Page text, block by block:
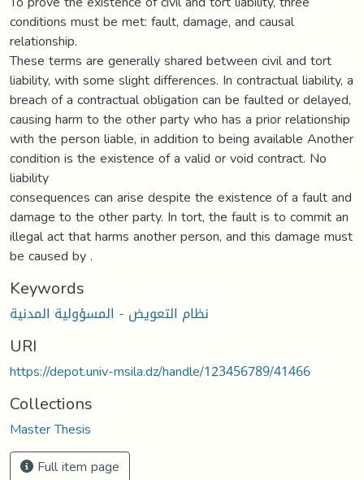
conditions must be met: fault, damage, and causal
relationship.
These terms are generally shared between civil and tort
liability, with some slight differences. In contractual liability, a
breach of a contractual obligation can be faulted or delayed,
causing harm to the other party who has a prior relationship
with the person liable, in addition to being available Another
condition is the existence of a valid or void contract. No
liability
consequences can arise despite the existence of a fault and
damage to the other party. In tort, the fault is to commit an
illegal act that harms another person, and this damage must
be caused by .
Keywords
نظام التعويض - المسؤولية المدنية
URI
https://depot.univ-msila.dz/handle/123456789/41466
Collections
Master Thesis
Full item page